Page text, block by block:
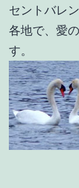
セントバレ
各地で、愛
す。